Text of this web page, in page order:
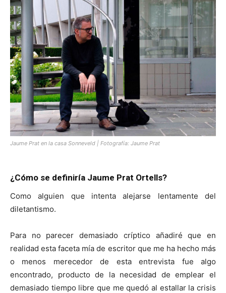
Jaume Prat en la casa Sonneveld | Fotografía: Jaume Prat
¿Cómo se definiría Jaume Prat Ortells?
Como alguien que intenta alejarse lentamente del
diletantismo.
Para no parecer demasiado críptico añadiré que en
realidad esta faceta mía de escritor que me ha hecho más
o menos merecedor de esta entrevista fue algo
encontrado, producto de la necesidad de emplear el
demasiado tiempo libre que me quedó al estallar la crisis